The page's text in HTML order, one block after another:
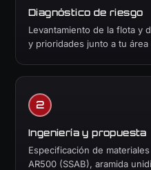
Diagnóstico de riesgo
Levantamiento de la flota y
y prioridades junto a tu
Ingeniería y propuesta
Especificación de
AR500 (SSAB), aramida